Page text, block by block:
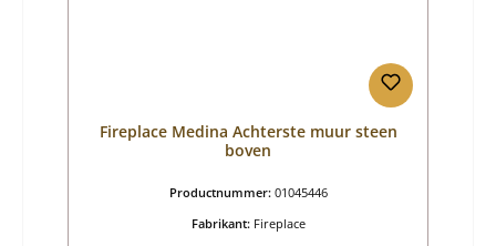
Fireplace Medina Achterste muur steen
boven
Productnummer: 01045446
Fabrikant: Fireplace